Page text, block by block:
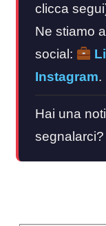
clicca
Ne stiamo
social:
Instagram.
Hai una
segnalarci?